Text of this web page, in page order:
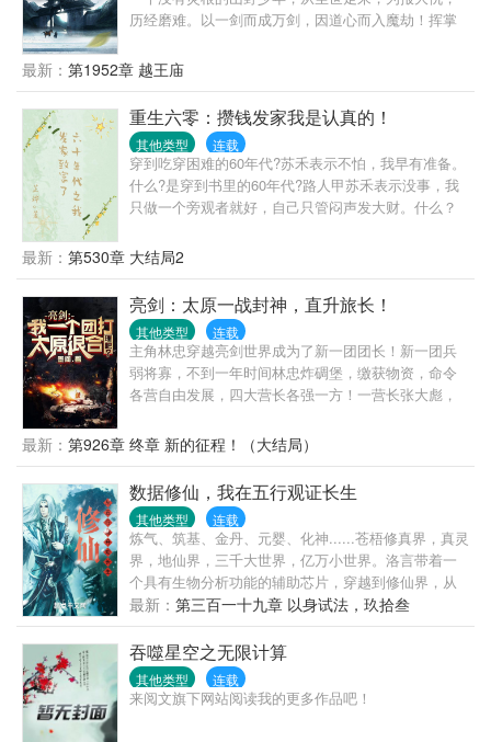
历经磨难。以一剑而成万剑，因道心而入魔劫！挥掌
人冷眼；成仙入魔，只在一念之间！
最新： 第1952章 越王庙
重生六零：攒钱发家我是认真的！
其他类型 连载
穿到吃穿困难的60年代?苏禾表示不怕，我早有准备。
什么?是穿到书里的60年代?路人甲苏禾表示没事，我
只做一个旁观者就好，自己只管闷声发大财。什么？
只有这么一点了，谁都别想发现我的大秘密。(作者避
雷，本文无cp,女主一切以自己为中心，自私不吃亏，
有仇必报。有空间的秘密谁都不告诉，建议勿看，不
喜欢不要伤害，我们好聚好散)嘻嘻，最后给姐妹们比
个心吧!
最新： 第530章 大结局2
亮剑：太原一战封神，直升旅长！
其他类型 连载
主角林忠穿越亮剑世界成为了新一团团长！新一团兵
弱将寡，不到一年时间林忠炸碉堡，缴获物资，命令
各营自由发展，四大营长各强一方！一营长张大彪，
胜，马上无敌！四营长燕双鹰，神出鬼没！一年后鬼
子大扫荡，全团集合，四大营长亮相直接震惊师部！
总部首长:乱了！全乱了！整个乱成了一锅粥！李云龙
在打县城已经够乱了，谁成想主角竟然在打太源？团
长，林忠这小子不会真在打太原吧？丁伟:有可能！很
有可能，天底下就没他林忠不敢干的事！给他一个师
他林忠敢去小日子窝里！孔捷：你说什么？林忠的新
一团有三万多人？李云龙：林忠那小子发财了，哪来
那么多意大利炮！要问亮剑哪家强？林忠一炮干大
不知不觉林忠已经晋升成了前线最高指挥官！林忠：
此战过后，再无敌宼！！
最新： 第926章 终章 新的征程！（大结局）
数据修仙，我在五行观证长生
其他类型 连载
炼气、筑基、金丹、元婴、化神......苍梧修真界，真灵
界，地仙界，三千大世界，亿万小世界。洛言带着一
个具有生物分析功能的辅助芯片，穿越到修仙界，从
五行观普通弟子开始修行，修剑道，习阵法，学法
术，炼丹药，养灵兽，为了探究术法的本质，从不停
下学习的脚步。看主角如何一步步飞升灵界，打入地
仙界，成为那长生不死的存在。
最新： 第三百一十九章 以身试法，玖拾叁
吞噬星空之无限计算
其他类型 连载
来阅文旗下网站阅读我的更多作品吧！